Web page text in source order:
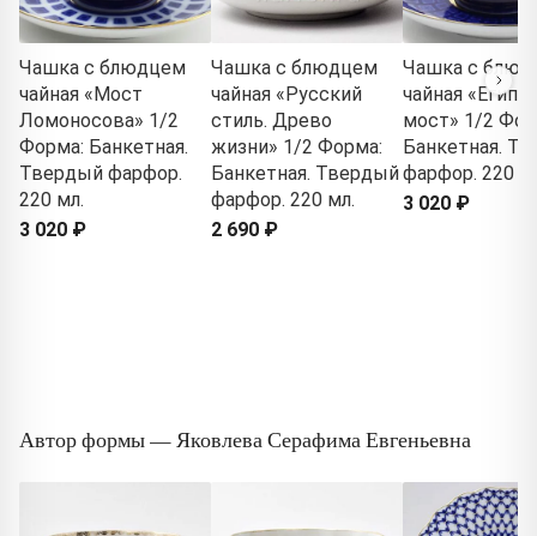
Чашка с блюдцем
чайная «Мост
Ломоносова» 1/2
Форма: Банкетная.
Твердый фарфор.
220 мл.
3 020 ₽
Чашка с блюдцем
чайная «Русский
стиль. Древо
жизни» 1/2 Форма:
Банкетная. Твердый
фарфор. 220 мл.
2 690 ₽
Чашка с
чайная
мост» 1/2
Банкетная.
фарфор. 220
3 020 ₽
Автор формы — Яковлева Серафима Евгеньевна